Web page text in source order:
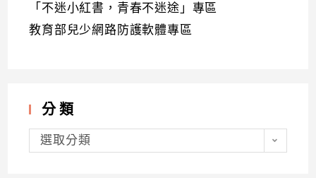
「不迷小紅書，青春不迷途」專區
教育部兒少網路防護軟體專區
分類
分
類選取分類